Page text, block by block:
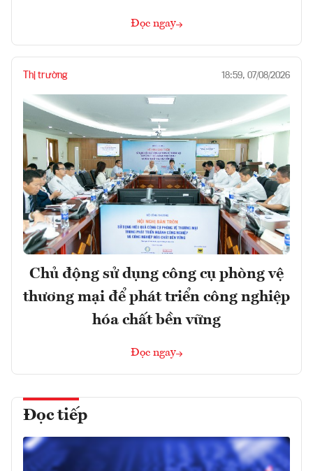
Đọc ngay
Thị trường 18:59, 07/08/2026
Chủ động sử dụng công cụ phòng vệ
thương mại để phát triển công nghiệp
hóa chất bền vững
Đọc ngay
Đọc tiếp